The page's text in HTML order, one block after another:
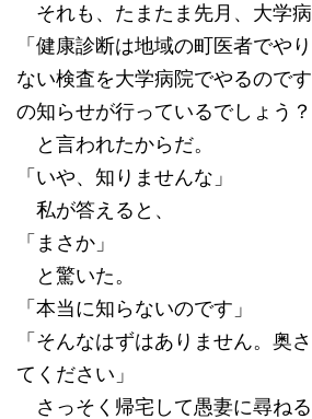
それも、たまたま先月、大学病
「健康診断は地域の町医者でや
ない検査を大学病院でやるので
の知らせが行っているでしょう？
と言われたからだ。
「いや、知りませんな」
私が答えると、
「まさか」
と驚いた。
「本当に知らないのです」
「そんなはずはありません。奥
てください」
さっそく帰宅して愚妻に尋ねる